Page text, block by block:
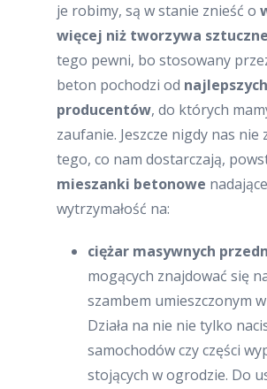
je robimy, są w stanie znieść o
więcej niż tworzywa sztuczne
tego pewni, bo stosowany
beton pochodzi od najlepszych
producentów, do których
zaufanie. Jeszcze nigdy nas nie
tego, co nam dostarczają,
mieszanki betonowe
wytrzymałość na:
ciężar masywnych
mogących znajdować się
szambem umieszczonym
Działa na nie nie tylko
samochodów czy części
stojących w ogrodzie. Do